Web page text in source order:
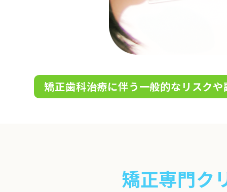
矯正歯科治療に伴う一般的なリスク
矯正専門ク